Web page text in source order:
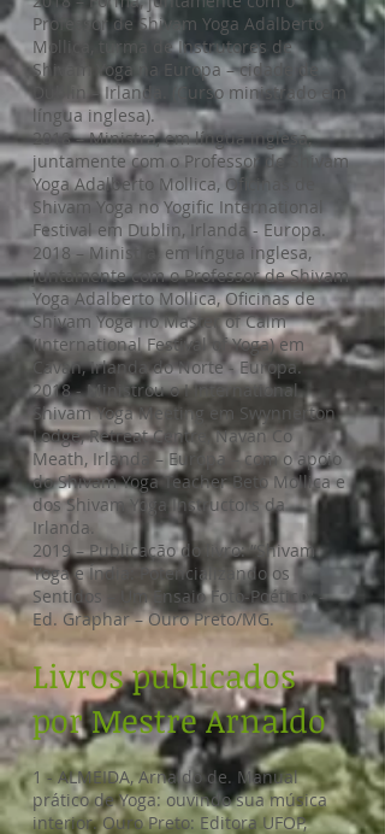
Professor de Shivam Yoga Adalberto
Mollica, turma de Instrutores de
Shivam Yoga na Europa – cidade de
Dublin – Irlanda. (Curso ministrado em
língua inglesa).
2018 – Ministra, em língua inglesa,
juntamente com o Professor de Shivam
Yoga Adalberto Mollica, Oficinas de
Shivam Yoga no Yogific International
Festival em Dublin, Irlanda - Europa.
2018 – Ministra, em língua inglesa,
juntamente com o Professor de Shivam
Yoga Adalberto Mollica, Oficinas de
Shivam Yoga no Master of Calm
(International Festival of Yoga) em
Cavan, Irlanda do Norte - Europa.
2018 - Ministrou o I International
Shivam Yoga Meeting em Swynnerton
Lodge, Retreat Centre, Navan Co
Meath, Irlanda – Europa – com o apoio
do Shivam Yoga Teacher Beto Mollica e
dos Shivam Yoga Instructors da
Irlanda.
2019 – Publicação do livro: “Shivam
Yoga e Índia: Potencializando os
Sentidos – Um Ensaio Foto-Poético” –
Ed. Graphar – Ouro Preto/MG.
Livros publicados
por Mestre Arnaldo
1 - ALMEIDA, Arnaldo de. Manual
prático de Yoga: ouvindo sua música
interior. Ouro Preto: Editora UFOP,